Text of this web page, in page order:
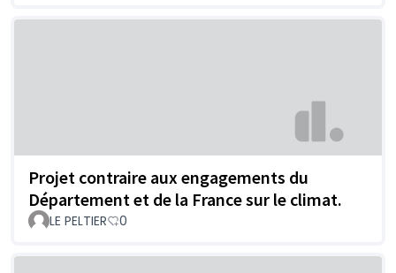
Projet contraire aux engagements du
Département et de la France sur le climat.
LE PELTIER 0